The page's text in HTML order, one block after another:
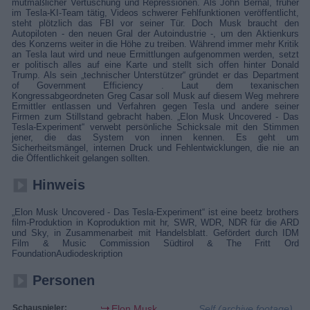
mutmaßlicher Vertuschung und Repressionen. Als John Bernal, früher
im Tesla-KI-Team tätig, Videos schwerer Fehlfunktionen veröffentlicht,
steht plötzlich das FBI vor seiner Tür. Doch Musk braucht den
Autopiloten - den neuen Gral der Autoindustrie -, um den Aktienkurs
des Konzerns weiter in die Höhe zu treiben. Während immer mehr Kritik
an Tesla laut wird und neue Ermittlungen aufgenommen werden, setzt
er politisch alles auf eine Karte und stellt sich offen hinter Donald
Trump. Als sein „technischer Unterstützer“ gründet er das Department
of Government Efficiency . Laut dem texanischen
Kongressabgeordneten Greg Casar soll Musk auf diesem Weg mehrere
Ermittler entlassen und Verfahren gegen Tesla und andere seiner
Firmen zum Stillstand gebracht haben. „Elon Musk Uncovered - Das
Tesla-Experiment“ verwebt persönliche Schicksale mit den Stimmen
jener, die das System von innen kennen. Es geht um
Sicherheitsmängel, internen Druck und Fehlentwicklungen, die nie an
die Öffentlichkeit gelangen sollten.
Hinweis
„Elon Musk Uncovered - Das Tesla-Experiment“ ist eine beetz brothers
film-Produktion in Koproduktion mit hr, SWR, WDR, NDR für die ARD
und Sky, in Zusammenarbeit mit Handelsblatt. Gefördert durch IDM
Film & Music Commission Südtirol & The Fritt Ord
FoundationAudiodeskription
Personen
Schauspieler: